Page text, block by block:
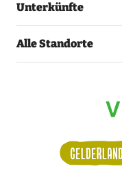
Unterkünfte
Alle Standorte